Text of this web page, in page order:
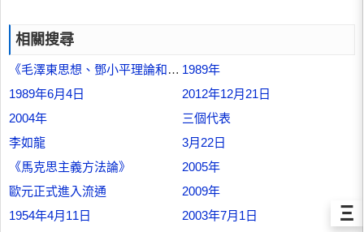
相關搜尋
《毛澤東思想、鄧小平理論和“三個代表”重要思想概論》 1989年
1989年6月4日
2012年12月21日
2004年
三個代表
李如龍
3月22日
《馬克思主義方法論》
2005年
歐元正式進入流通
2009年
1954年4月11日
2003年7月1日
Ξ